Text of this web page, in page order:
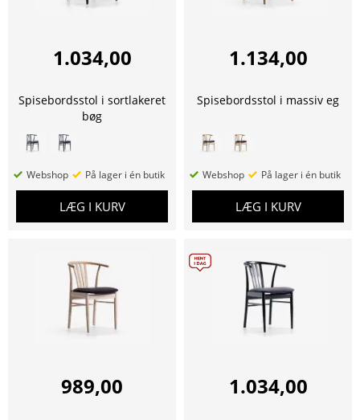
1.034,00
Spisebordsstol i sortlakeret
bøg
Webshop På lager i én butik
LÆG I KURV
1.134,00
Spisebordsstol i massiv eg
Webshop På lager i én butik
LÆG I KURV
989,00 1.034,00